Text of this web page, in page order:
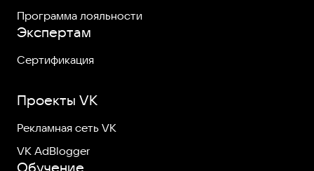
Программа лояльности
Экспертам
Сертификация
Проекты VK
Рекламная сеть VK
VK AdBlogger
Обучение